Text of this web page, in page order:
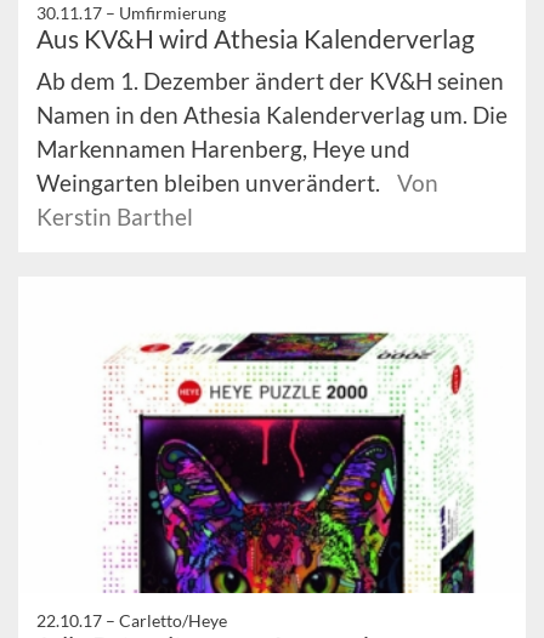
30.11.17 – Umfirmierung
Aus KV&H wird Athesia Kalenderverlag
Ab dem 1. Dezember ändert der KV&H seinen
Namen in den Athesia Kalenderverlag um. Die
Markennamen Harenberg, Heye und
Weingarten bleiben unverändert.
Von
Kerstin Barthel
22.10.17 – Carletto/Heye